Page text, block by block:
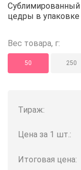
Апельсин
Апельсин
Сублимированный
цедры в упаковке
Вес товара, г:
50 250
Тираж:
Цена за 1 шт.:
Итоговая цена: